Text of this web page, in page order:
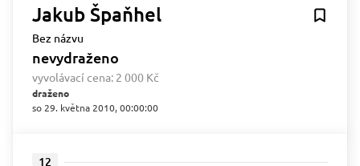
Jakub Špaňhel
Bez názvu
nevydraženo
vyvolávací cena: 2 000 Kč
draženo
so 29. května 2010, 00:00:00
12